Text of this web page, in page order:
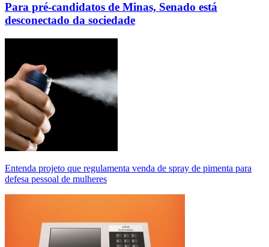
Para pré-candidatos de Minas, Senado está
desconectado da sociedade
Entenda projeto que regulamenta venda de spray de pimenta para
defesa pessoal de mulheres